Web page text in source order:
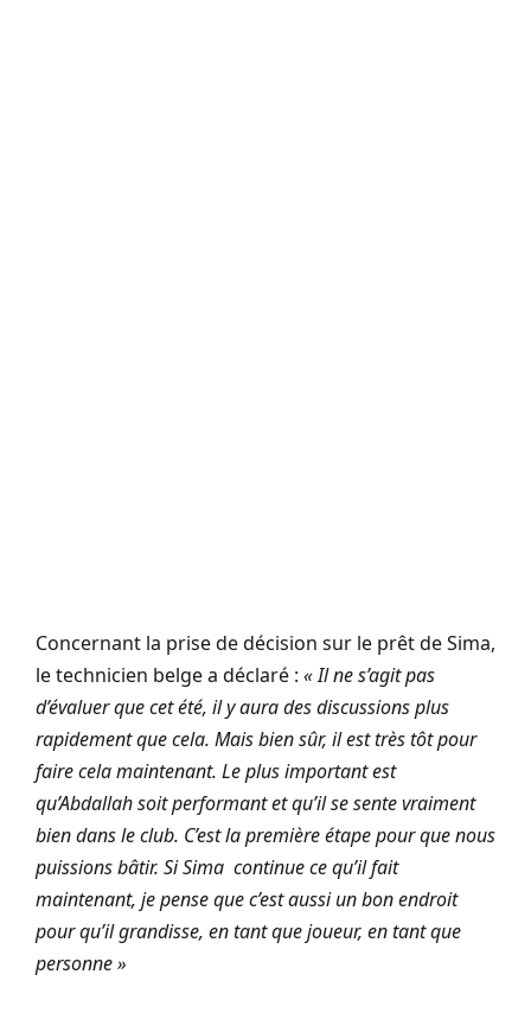
Concernant la prise de décision sur le prêt de Sima,
le technicien belge a déclaré : « Il ne s’agit pas
d’évaluer que cet été, il y aura des discussions plus
rapidement que cela. Mais bien sûr, il est très tôt pour
faire cela maintenant. Le plus important est
qu’Abdallah soit performant et qu’il se sente vraiment
bien dans le club. C’est la première étape pour que nous
puissions bâtir. Si Sima continue ce qu’il fait
maintenant, je pense que c’est aussi un bon endroit
pour qu’il grandisse, en tant que joueur, en tant que
personne »